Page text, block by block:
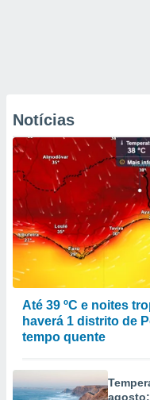
Notícias
Até 39 ºC e noites
haverá 1 distrito de
tempo quente
agosto: